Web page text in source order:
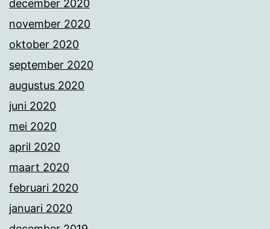
december 2020
november 2020
oktober 2020
september 2020
augustus 2020
juni 2020
mei 2020
april 2020
maart 2020
februari 2020
januari 2020